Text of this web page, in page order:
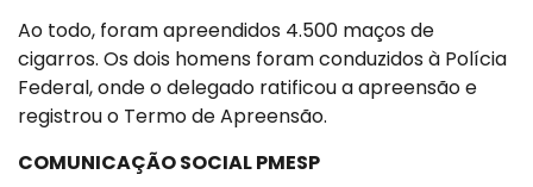
Ao todo, foram apreendidos 4.500 maços de
cigarros. Os dois homens foram conduzidos à Polícia
Federal, onde o delegado ratificou a apreensão e
registrou o Termo de Apreensão.
COMUNICAÇÃO SOCIAL PMESP